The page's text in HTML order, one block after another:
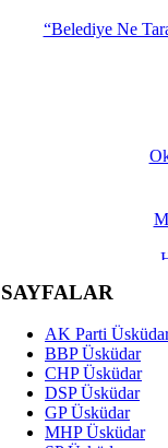
“Belediye Ne
Dünya Fani,
SAYFALAR
AK Parti
BBP Üsküdar
CHP Üsküdar
DSP Üsküdar
GP Üsküdar
MHP Üsküdar